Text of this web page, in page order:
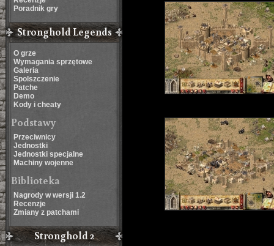
Poradnik gry
Stronghold Legends
O grze
Wymagania sprzętowe
Galeria
Spolszczenie
Patche
Demo
Kody i cheaty
Podstawy
Przeciwnicy
Jednostki
Jednostki specjalne
Machiny wojenne
Biblioteka
Nagrody w wersji 1.2
Recenzje
Zmiany z patchami
Stronghold 2